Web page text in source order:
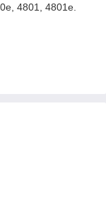
4801, 4801e.